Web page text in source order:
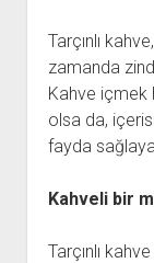
Tarçınlı
zamanda
Kahve içmek
olsa da,
fayda
Kahveli bir
Tarçınlı